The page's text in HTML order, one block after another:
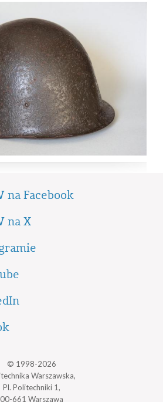
na Facebook
na X
© 1998-2026
Warszawska,
Pl. Politechniki 1,
00-661 Warszawa